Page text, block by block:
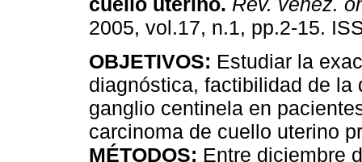
2005, vol.17, n.1, pp.2-15.
OBJETIVOS: Estudiar la
diagnóstica, factibilidad de la
ganglio centinela en
carcinoma de cuello uterino
MÉTODOS: Entre diciembre